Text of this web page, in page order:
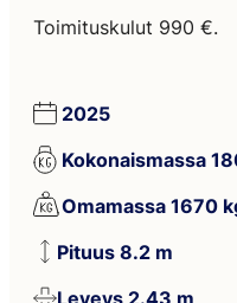
Toimituskulut 990 €.
2025
Kokonaismassa
Omamassa 1670
Pituus 8.2 m
Leveys 2.43 m